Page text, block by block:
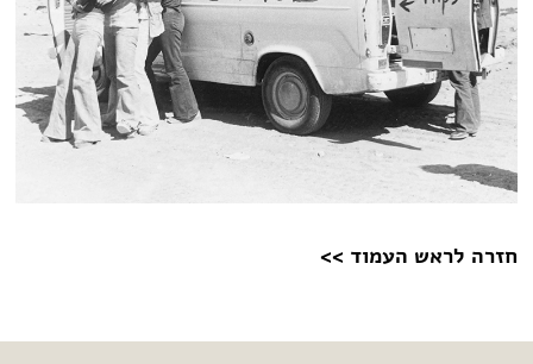
חזרה לראש העמוד >>